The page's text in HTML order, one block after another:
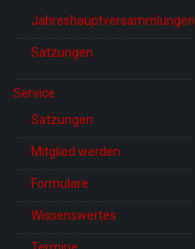
Jahreshauptversammlungen
Satzungen
Service
Satzungen
Mitglied werden
Formulare
Wissenswertes